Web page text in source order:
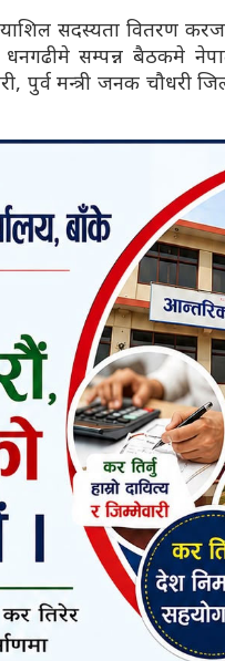
सदस्यता वितरण
सम्पन्न बैठकमे
पुर्व मन्त्री जनक चौधरी